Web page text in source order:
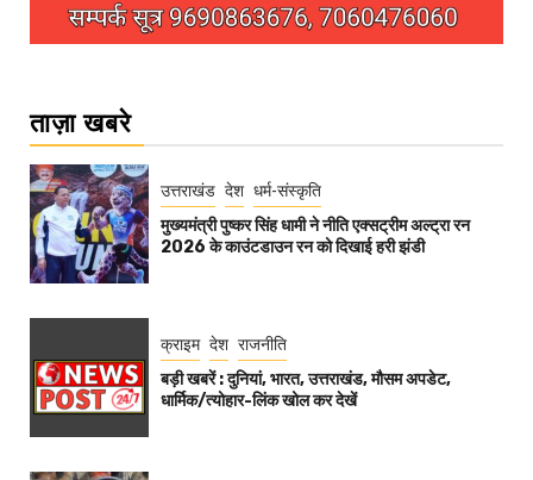
ताज़ा खबरे
उत्तराखंड देश धर्म-संस्कृति
मुख्यमंत्री पुष्कर सिंह धामी ने नीति एक्सट्रीम अल्ट्रा रन
2026 के काउंटडाउन रन को दिखाई हरी झंडी
क्राइम देश राजनीति
बड़ी खबरें : दुनियां, भारत, उत्तराखंड, मौसम अपडेट,
धार्मिक/त्योहार-लिंक खोल कर देखें